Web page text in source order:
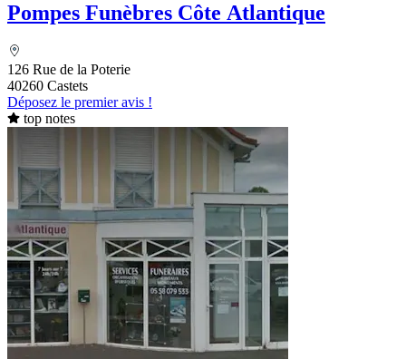
Pompes Funèbres Côte Atlantique
126 Rue de la Poterie
40260 Castets
Déposez le premier avis !
top notes